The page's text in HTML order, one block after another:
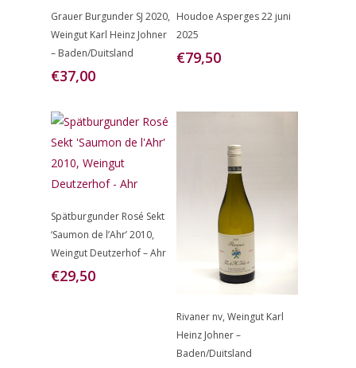
Toevoegen
Aan
Winkelwagen
Grauer Burgunder SJ 2020,
Weingut Karl Heinz Johner
– Baden/Duitsland
€37,00
Toevoegen
Aan
Winkelwagen
Houdoe Asperges 22 juni
2025
€79,50
Toevoegen
Aan
Winkelwagen
Spätburgunder Rosé Sekt
‘Saumon de l’Ahr’ 2010,
Weingut Deutzerhof – Ahr
€29,50
Toevoegen
Aan
Winkelwagen
Rivaner nv, Weingut Karl
Heinz Johner –
Baden/Duitsland